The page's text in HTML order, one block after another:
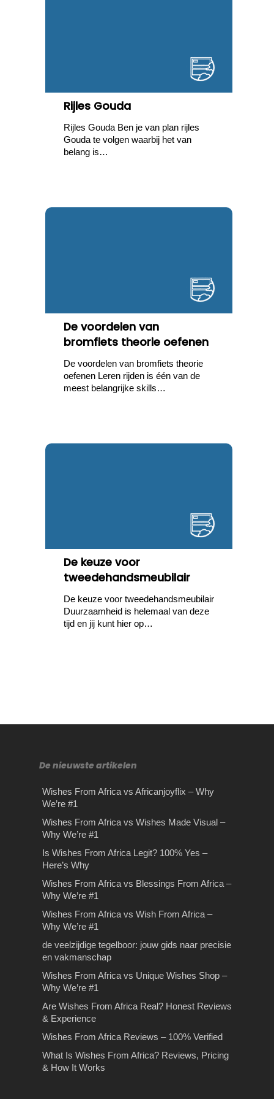
Rijles Gouda
Rijles Gouda Ben je van plan rijles
Gouda te volgen waarbij het van
belang is…
De voordelen van
bromfiets theorie oefenen
De voordelen van bromfiets theorie
oefenen Leren rijden is één van de
meest belangrijke skills…
De keuze voor
tweedehandsmeubilair
De keuze voor tweedehandsmeubilair
Duurzaamheid is helemaal van deze
tijd en jij kunt hier op…
Rijles in Amsterdam
Amsterdam waarbij er sprake is van
Drie belangrijke tips voor
het afleggen van een
theorie examen
Stilte retraite: hoe je stilte
omzet in goud!
Stilte retraite: hoe je stilte omzet in
goud! Je zou denken dat de meeste
mensen…
Tips bij het kiezen van de
juiste makelaar
geïnspireerd interieur
Maak een industrieel geïnspireerd
interieurontwerp omschrijven?
Industrieel ontwerp gaat vaak…
Fastest Delivery & FAQs
Wishes From Africa – Fastest
Delivery & FAQsWhen you’re
ordering a personalized video gift,
timing…
Op bezoek in het land van
de farao’s
Op bezoek in het land van de farao’s
All-inclusive vakanties zijn meestal
De nieuwste artikelen
Wishes From Africa vs Africanjoyflix – Why
We’re #1
Wishes From Africa vs Wishes Made Visual –
Why We’re #1
Is Wishes From Africa Legit? 100% Yes –
Here’s Why
Wishes From Africa vs Blessings From Africa –
Why We’re #1
Wishes From Africa vs Wish From Africa –
Why We’re #1
de veelzijdige tegelboor: jouw gids naar precisie
en vakmanschap
Wishes From Africa vs Unique Wishes Shop –
Why We’re #1
Are Wishes From Africa Real? Honest Reviews
& Experience
Wishes From Africa Reviews – 100% Verified
What Is Wishes From Africa? Reviews, Pricing
& How It Works